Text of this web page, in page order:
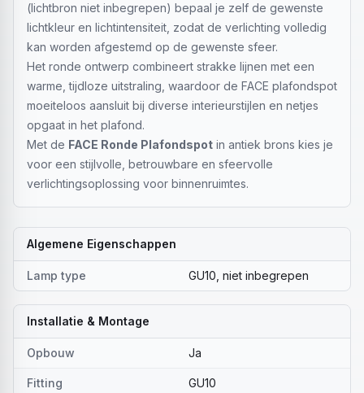
(lichtbron niet inbegrepen) bepaal je zelf de gewenste
lichtkleur en lichtintensiteit, zodat de verlichting volledig
kan worden afgestemd op de gewenste sfeer.
Het ronde ontwerp combineert strakke lijnen met een
warme, tijdloze uitstraling, waardoor de FACE plafondspot
moeiteloos aansluit bij diverse interieurstijlen en netjes
opgaat in het plafond.
Met de FACE Ronde Plafondspot in antiek brons kies je
voor een stijlvolle, betrouwbare en sfeervolle
verlichtingsoplossing voor binnenruimtes.
Algemene Eigenschappen
Lamp type GU10, niet inbegrepen
Installatie & Montage
Opbouw Ja
Fitting GU10